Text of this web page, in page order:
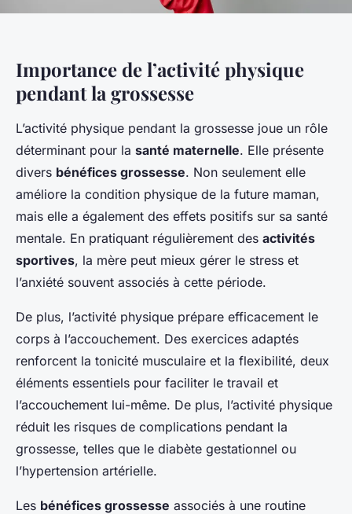
Importance de l’activité physique
pendant la grossesse
L’activité physique pendant la grossesse joue un rôle
déterminant pour la santé maternelle. Elle présente
divers bénéfices grossesse. Non seulement elle
améliore la condition physique de la future maman,
mais elle a également des effets positifs sur sa santé
mentale. En pratiquant régulièrement des activités
sportives, la mère peut mieux gérer le stress et
l’anxiété souvent associés à cette période.
De plus, l’activité physique prépare efficacement le
corps à l’accouchement. Des exercices adaptés
renforcent la tonicité musculaire et la flexibilité, deux
éléments essentiels pour faciliter le travail et
l’accouchement lui-même. De plus, l’activité physique
réduit les risques de complications pendant la
grossesse, telles que le diabète gestationnel ou
l’hypertension artérielle.
Les bénéfices grossesse associés à une routine